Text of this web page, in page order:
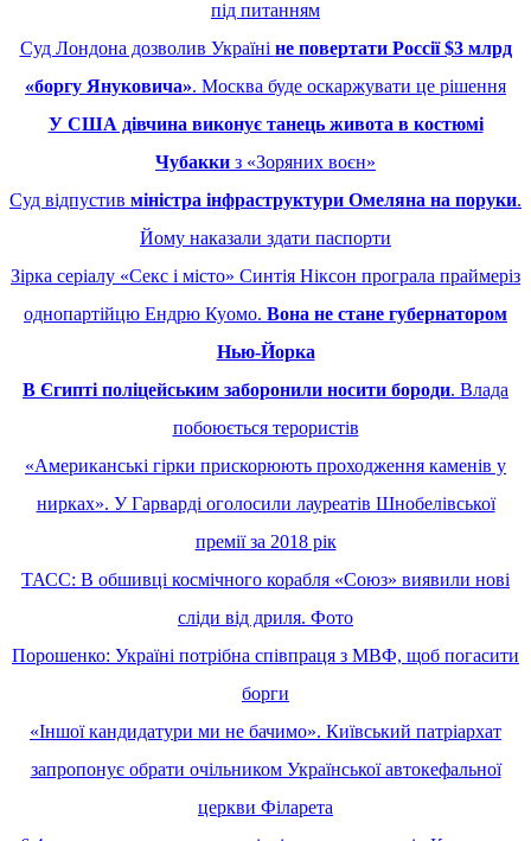
під питанням
Суд Лондона дозволив Україні не повертати Россії $3 млрд
«боргу Януковича». Москва буде оскаржувати це рішення
У США дівчина виконує танець живота в костюмі
Чубакки з «Зоряних воєн»
Суд відпустив міністра інфраструктури Омеляна на поруки.
Йому наказали здати паспорти
Зірка серіалу «Секс і місто» Синтія Ніксон програла праймеріз
однопартійцю Ендрю Куомо. Вона не стане губернатором
Нью-Йорка
В Єгипті поліцейським заборонили носити бороди. Влада
побоюється терористів
«Американські гірки прискорюють проходження каменів у
нирках». У Гарварді оголосили лауреатів Шнобелівської
премії за 2018 рік
ТАСС: В обшивці космічного корабля «Союз» виявили нові
сліди від дриля. Фото
Порошенко: Україні потрібна співпраця з МВФ, щоб погасити
борги
«Іншої кандидатури ми не бачимо». Київський патріархат
запропонує обрати очільником Української автокефальної
церкви Філарета